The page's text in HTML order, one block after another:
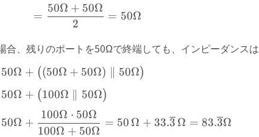
=
2
50Ω + 50Ω
= 50Ω
、残りのポートを50Ωで終端しても、インピーダンスは
\begin{aligned} Z_{\text{in}}
50Ω + ((50Ω + 50Ω) ∥ 50Ω)
50Ω + (100Ω ∥ 50Ω)
50Ω +
100Ω + 50Ω
100Ω ⋅ 50Ω
= 50 Ω + 33.3 Ω = 83.3Ω